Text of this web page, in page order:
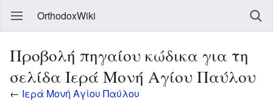
OrthodoxWiki
Προβολή πηγαίου κώδικα για τη
σελίδα Ιερά Μονή Αγίου Παύλου
← Ιερά Μονή Αγίου Παύλου